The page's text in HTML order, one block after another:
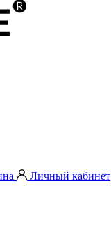
Личный кабинет